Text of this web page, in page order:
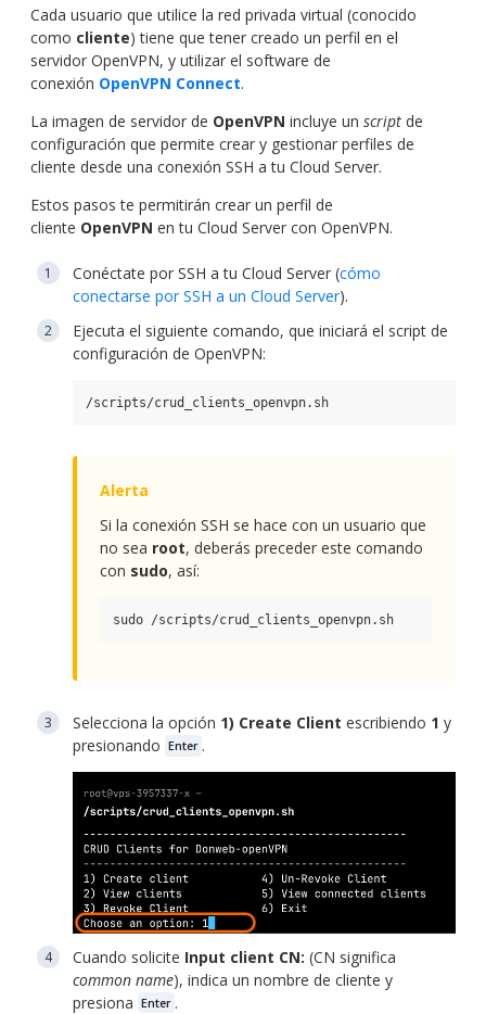
Cada usuario que utilice la red privada virtual (conocido
como cliente) tiene que tener creado un perfil en el
servidor OpenVPN, y utilizar el software de
conexión OpenVPN Connect.
La imagen de servidor de OpenVPN incluye un script de
configuración que permite crear y gestionar perfiles de
cliente desde una conexión SSH a tu Cloud Server.
Estos pasos te permitirán crear un perfil de
cliente OpenVPN en tu Cloud Server con OpenVPN.
Conéctate por SSH a tu Cloud Server (cómo
conectarse por SSH a un Cloud Server).
Ejecuta el siguiente comando, que iniciará el script de
configuración de OpenVPN:
/scripts/crud_clients_openvpn.sh
Si la conexión SSH se hace con un usuario que
no sea root, deberás preceder este comando
con sudo, así:
sudo /scripts/crud_clients_openvpn.sh
Selecciona la opción 1) Create Client escribiendo 1 y
presionando
Enter .
Cuando solicite Input client CN: (CN significa
common name), indica un nombre de cliente y
presiona
Enter .